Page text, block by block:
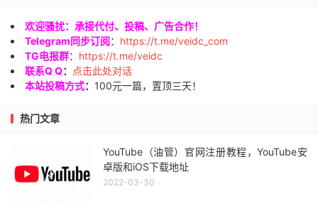
欢迎骚扰：承接代付、投稿、广告合作！
Telegram同步订阅： https://t.me/veidc_com
TG电报群： https://t.me/veidc
联系Q Q：
点击此处对话
本站投稿方式： 100元一篇，置顶三天！
热门文章
YouTube（油管）官网注册教程，YouTube安
卓版和iOS下载地址
2022-03-30